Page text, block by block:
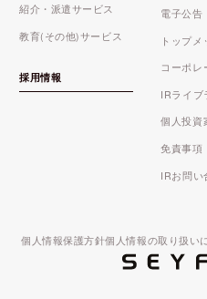
紹介・派遣サービス
教育(その他)サービス
採用情報
電子公告
トップメ
コーポレ
IRライブ
個人投資
免責事項
IRお問い
個人情報保護方針個人情報の取り扱い